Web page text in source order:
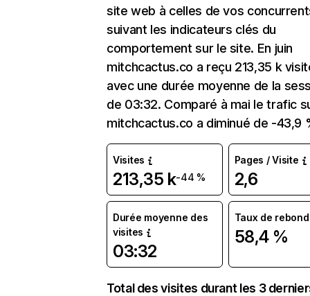
site web à celles de vos
suivant les indicateurs clés du
comportement sur le site. En juin
mitchcactus.co a reçu 213,35 k
avec une durée moyenne de la
de 03:32. Comparé à mai le trafic
mitchcactus.co a diminué de -43,9
Visites
213,35 k-44 %
Pages / Visite
2,6
Durée moyenne des
visites
03:32
Taux de rebond
58,4 %
Total des visites durant les 3